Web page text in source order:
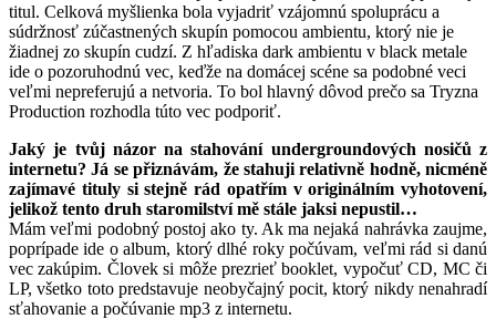
titul. Celková myšlienka bola vyjadriť vzájomnú spoluprácu a
súdržnosť zúčastnených skupín pomocou ambientu, ktorý nie je
žiadnej zo skupín cudzí. Z hľadiska dark ambientu v black metale
ide o pozoruhodnú vec, keďže na domácej scéne sa podobné veci
veľmi nepreferujú a netvoria. To bol hlavný dôvod prečo sa Tryzna
Production rozhodla túto vec podporiť.
Jaký je tvůj názor na stahování undergroundových nosičů z
internetu? Já se přiznávám, že stahuji relativně hodně, nicméně
zajímavé tituly si stejně rád opatřím v originálním vyhotovení,
jelikož tento druh staromilství mě stále jaksi nepustil…
Mám veľmi podobný postoj ako ty. Ak ma nejaká nahrávka zaujme,
poprípade ide o album, ktorý dlhé roky počúvam, veľmi rád si danú
vec zakúpim. Človek si môže prezrieť booklet, vypočuť CD, MC či
LP, všetko toto predstavuje neobyčajný pocit, ktorý nikdy nenahradí
sťahovanie a počúvanie mp3 z internetu.